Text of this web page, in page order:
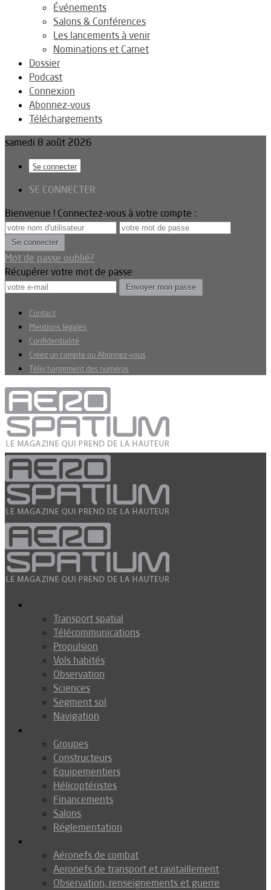
Événements
Salons & Conférences
Les lancements à venir
Nominations et Carnet
Dossier
Podcast
Connexion
Abonnez-vous
Téléchargements
samedi 8 août 2026
Se connecter
SE CONNECTER
Bienvenue ! Connectez-vous à votre compte :
Mot de passe oublié?
Récupérer votre mot de passe
Contact
Mentions légales
Confidentialité
Créez un compte ou Abonnez-vous
Téléchargement des numéros
Transport spatial
Télécommunications
Propulsion
Vols habités
Observation
Sciences
Segment sol
Navigation
Groupes
Constructeurs
Equipementiers
Hélicoptéristes
Financements
Salons
Réglementation
Aéronefs de combat
Aeronefs de transport et ravitaillement
Observation, renseignements et guerre